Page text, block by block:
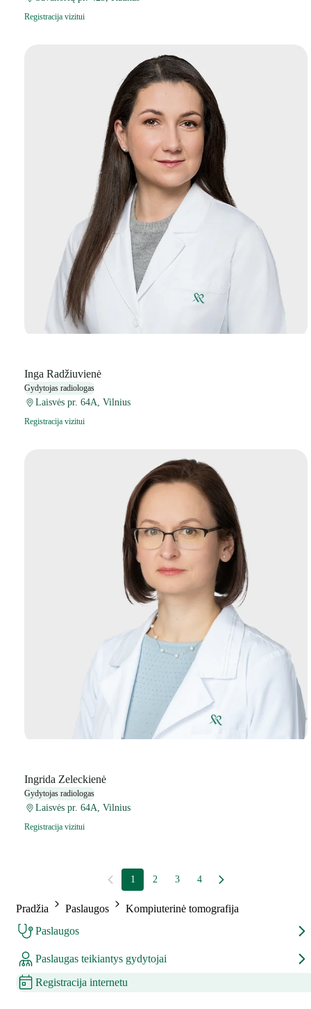
Registracija vizitui
Inga Radžiuvienė
Gydytojas radiologas
Laisvės pr. 64A, Vilnius
Registracija vizitui
Ingrida Zeleckienė
Gydytojas radiologas
Laisvės pr. 64A, Vilnius
Registracija vizitui
1 2 3 4
Pradžia Paslaugos
Kompiuterinė tomografija
Paslaugos
Paslaugas teikiantys gydytojai
Registracija internetu